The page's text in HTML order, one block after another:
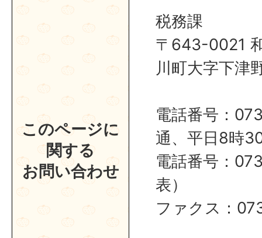
このページに
関する
お問い合わせ
税務課
〒643-0021
川町大字下津
電話番号：
通、平日8時
電話番号：
表）
ファクス：